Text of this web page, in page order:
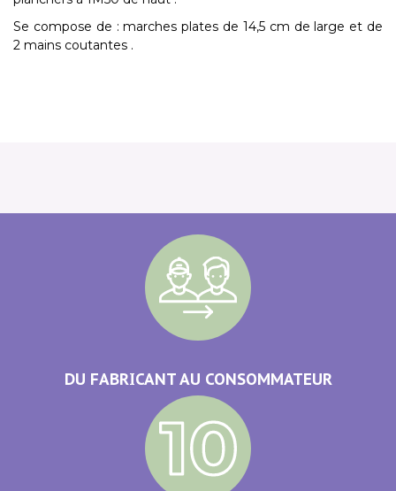
Se compose de : marches plates de 14,5 cm de large et de
2 mains coutantes .
DU FABRICANT AU CONSOMMATEUR